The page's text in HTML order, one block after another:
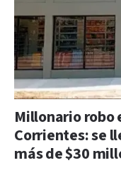
Millonario robo
Corrientes: se
más de $30